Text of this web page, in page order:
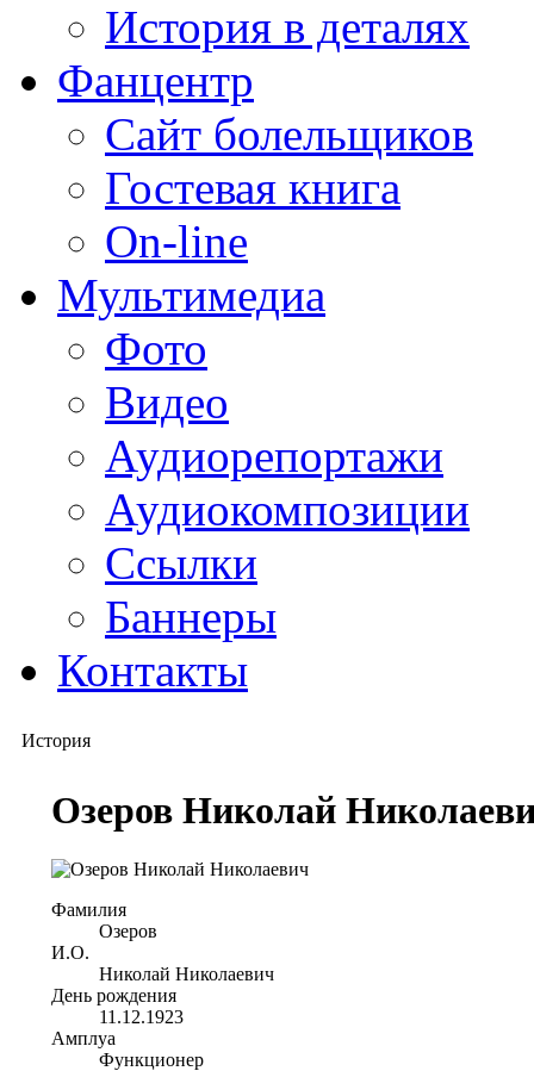
История в деталях
Фанцентр
Сайт болельщиков
Гостевая книга
On-line
Мультимедиа
Фото
Видео
Аудиорепортажи
Аудиокомпозиции
Ссылки
Баннеры
Контакты
История
Озеров Николай
Фамилия
Озеров
И.О.
Николай Николаевич
День рождения
11.12.1923
Амплуа
Функционер